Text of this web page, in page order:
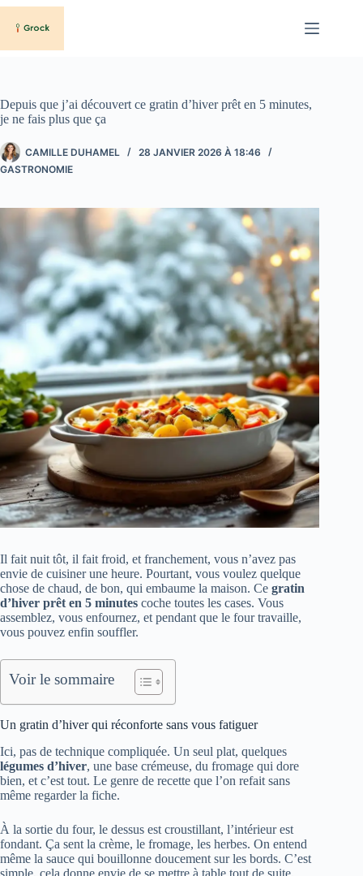
Passer
contenu
Depuis que j’ai découvert ce gratin d’hiver prêt en 5 minutes,
je ne fais plus que ça
CAMILLE DUHAMEL
28 JANVIER 2026 À 18:46
GASTRONOMIE
Il fait nuit tôt, il fait froid, et franchement, vous n’avez pas
envie de cuisiner une heure. Pourtant, vous voulez quelque
chose de chaud, de bon, qui embaume la maison. Ce gratin
d’hiver prêt en 5 minutes coche toutes les cases. Vous
assemblez, vous enfournez, et pendant que le four travaille,
vous pouvez enfin souffler.
Voir le sommaire
Un gratin d’hiver qui réconforte sans vous fatiguer
Ici, pas de technique compliquée. Un seul plat, quelques
légumes d’hiver, une base crémeuse, du fromage qui dore
bien, et c’est tout. Le genre de recette que l’on refait sans
même regarder la fiche.
À la sortie du four, le dessus est croustillant, l’intérieur est
fondant. Ça sent la crème, le fromage, les herbes. On entend
même la sauce qui bouillonne doucement sur les bords. C’est
simple, cela donne envie de se mettre à table tout de suite.